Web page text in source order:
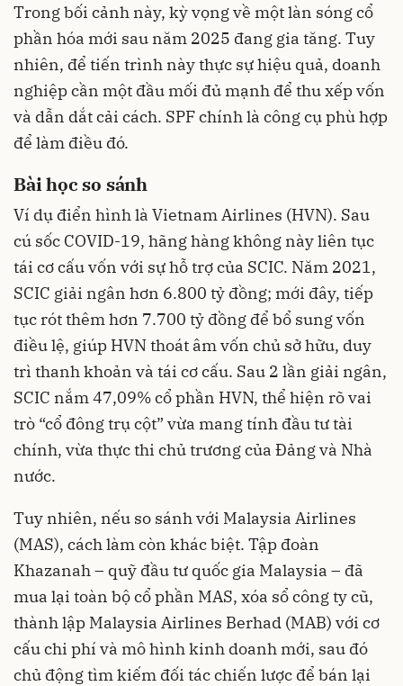
Trong bối cảnh này, kỳ vọng về một làn sóng cổ
phần hóa mới sau năm 2025 đang gia tăng. Tuy
nhiên, để tiến trình này thực sự hiệu quả, doanh
nghiệp cần một đầu mối đủ mạnh để thu xếp vốn
và dẫn dắt cải cách. SPF chính là công cụ phù hợp
để làm điều đó.
Bài học so sánh
Ví dụ điển hình là Vietnam Airlines (HVN). Sau
cú sốc COVID-19, hãng hàng không này liên tục
tái cơ cấu vốn với sự hỗ trợ của SCIC. Năm 2021,
SCIC giải ngân hơn 6.800 tỷ đồng; mới đây, tiếp
tục rót thêm hơn 7.700 tỷ đồng để bổ sung vốn
điều lệ, giúp HVN thoát âm vốn chủ sở hữu, duy
trì thanh khoản và tái cơ cấu. Sau 2 lần giải ngân,
SCIC nắm 47,09% cổ phần HVN, thể hiện rõ vai
trò “cổ đông trụ cột” vừa mang tính đầu tư tài
chính, vừa thực thi chủ trương của Đảng và Nhà
nước.
Tuy nhiên, nếu so sánh với Malaysia Airlines
(MAS), cách làm còn khác biệt. Tập đoàn
Khazanah – quỹ đầu tư quốc gia Malaysia – đã
mua lại toàn bộ cổ phần MAS, xóa sổ công ty cũ,
thành lập Malaysia Airlines Berhad (MAB) với cơ
cấu chi phí và mô hình kinh doanh mới, sau đó
chủ động tìm kiếm đối tác chiến lược để bán lại